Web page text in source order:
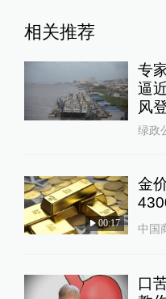
相关推荐
专
逼
风
绿政
00:17
金
口